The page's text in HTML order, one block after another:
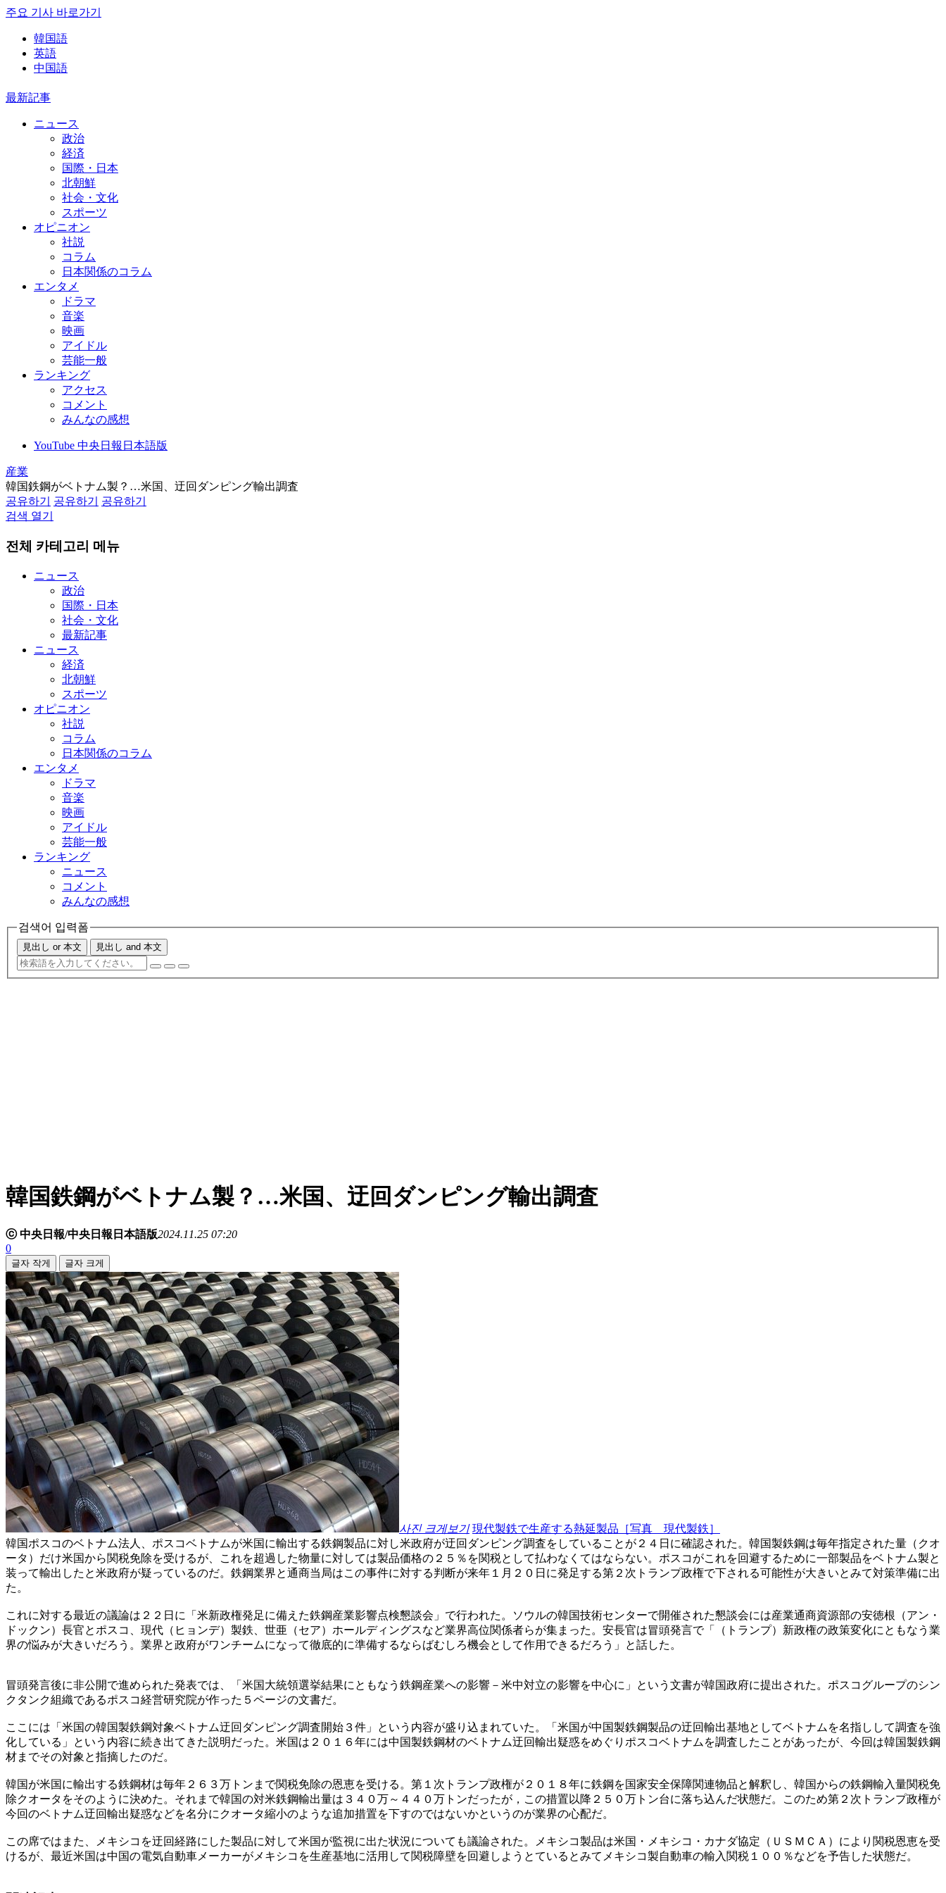
주요 기사 바로가기
韓国語
英語
中国語
最新記事
ニュース
政治
経済
国際・日本
北朝鮮
社会・文化
スポーツ
オピニオン
社説
コラム
日本関係のコラム
エンタメ
ドラマ
音楽
映画
アイドル
芸能一般
ランキング
アクセス
コメント
みんなの感想
YouTube 中央日報日本語版
産業
韓国鉄鋼がベトナム製？…米国、迂回ダンピング輸出調査
공유하기
공유하기
공유하기
검색 열기
전체 카테고리 메뉴
ニュース
政治
国際・日本
社会・文化
最新記事
ニュース
経済
北朝鮮
スポーツ
オピニオン
社説
コラム
日本関係のコラム
エンタメ
ドラマ
音楽
映画
アイドル
芸能一般
ランキング
ニュース
コメント
みんなの感想
검색어 입력폼
見出し or 本文 見出し and 本文
韓国鉄鋼がベトナム製？…米国、迂回ダンピング輸出調査
ⓒ 中央日報/中央日報日本語版2024.11.25 07:20
0
글자 작게 글자 크게
사진 크게보기 現代製鉄で生産する熱延製品［写真 現代製鉄］
韓国ポスコのベトナム法人、ポスコベトナムが米国に輸出する鉄鋼製品に対し米政府が迂回ダンピング調査をしていることが２４日に確認された。韓国製鉄鋼は毎年指定された量（クオ
ータ）だけ米国から関税免除を受けるが、これを超過した物量に対しては製品価格の２５％を関税として払わなくてはならない。ポスコがこれを回避するために一部製品をベトナム製と
装って輸出したと米政府が疑っているのだ。鉄鋼業界と通商当局はこの事件に対する判断が来年１月２０日に発足する第２次トランプ政権で下される可能性が大きいとみて対策準備に出
た。
これに対する最近の議論は２２日に「米新政権発足に備えた鉄鋼産業影響点検懇談会」で行われた。ソウルの韓国技術センターで開催された懇談会には産業通商資源部の安徳根（アン・
ドックン）長官とポスコ、現代（ヒョンデ）製鉄、世亜（セア）ホールディングスなど業界高位関係者らが集まった。安長官は冒頭発言で「（トランプ）新政権の政策変化にともなう業
界の悩みが大きいだろう。業界と政府がワンチームになって徹底的に準備するならばむしろ機会として作用できるだろう」と話した。
冒頭発言後に非公開で進められた発表では、「米国大統領選挙結果にともなう鉄鋼産業への影響－米中対立の影響を中心に」という文書が韓国政府に提出された。ポスコグループのシン
クタンク組織であるポスコ経営研究院が作った５ページの文書だ。
ここには「米国の韓国製鉄鋼対象ベトナム迂回ダンピング調査開始３件」という内容が盛り込まれていた。「米国が中国製鉄鋼製品の迂回輸出基地としてベトナムを名指しして調査を強
化している」という内容に続き出てきた説明だった。米国は２０１６年には中国製鉄鋼材のベトナム迂回輸出疑惑をめぐりポスコベトナムを調査したことがあったが、今回は韓国製鉄鋼
材までその対象と指摘したのだ。
韓国が米国に輸出する鉄鋼材は毎年２６３万トンまで関税免除の恩恵を受ける。第１次トランプ政権が２０１８年に鉄鋼を国家安全保障関連物品と解釈し、韓国からの鉄鋼輸入量関税免
除クオータをそのように決めた。それまで韓国の対米鉄鋼輸出量は３４０万～４４０万トンだったが，この措置以降２５０万トン台に落ち込んだ状態だ。このため第２次トランプ政権が
今回のベトナム迂回輸出疑惑などを名分にクオータ縮小のような追加措置を下すのではないかというのが業界の心配だ。
この席ではまた、メキシコを迂回経路にした製品に対して米国が監視に出た状況についても議論された。メキシコ製品は米国・メキシコ・カナダ協定（ＵＳＭＣＡ）により関税恩恵を受
けるが、最近米国は中国の電気自動車メーカーがメキシコを生産基地に活用して関税障壁を回避しようとているとみてメキシコ製自動車の輸入関税１００％などを予告した状態だ。